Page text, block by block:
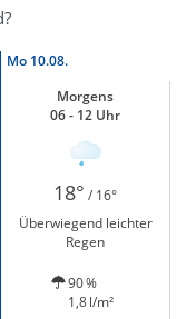
Mo 10.08.
Morgens
06 - 12 Uhr
18° / 16°
Überwiegend leichter
Regen
90 %
1,8 l/m²